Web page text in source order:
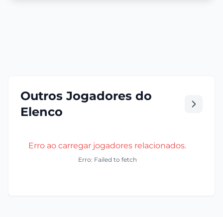
Outros Jogadores do
Elenco
Erro ao carregar jogadores relacionados.
Erro: Failed to fetch